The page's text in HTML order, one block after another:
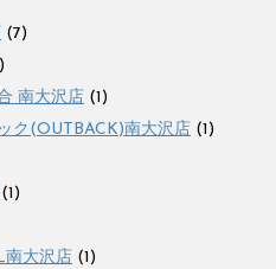
(7)
南大沢店 (1)
ク(OUTBACK)南大沢店 (1)
(1)
南大沢店 (1)